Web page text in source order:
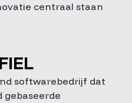
centraal staan
softwarebedrijf dat
gebaseerde